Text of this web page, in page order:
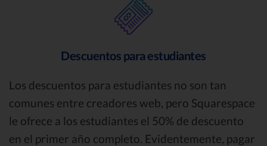
Descuentos para estudiantes
Los descuentos para estudiantes no son tan
comunes entre creadores web, pero Squarespace
le ofrece a los estudiantes el 50% de descuento
en el primer año completo. Evidentemente, pagar